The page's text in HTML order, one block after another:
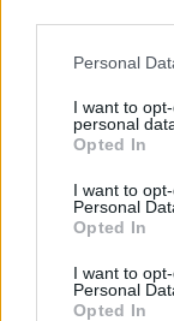
Personal
I want to
personal
Opted In
I want to
Personal
Opted In
I want to
Personal
Opted In
Commenti
Accedio
commento esprime il
di VareseNews.it, che
commenti non sono
possono essere
che includano uno o